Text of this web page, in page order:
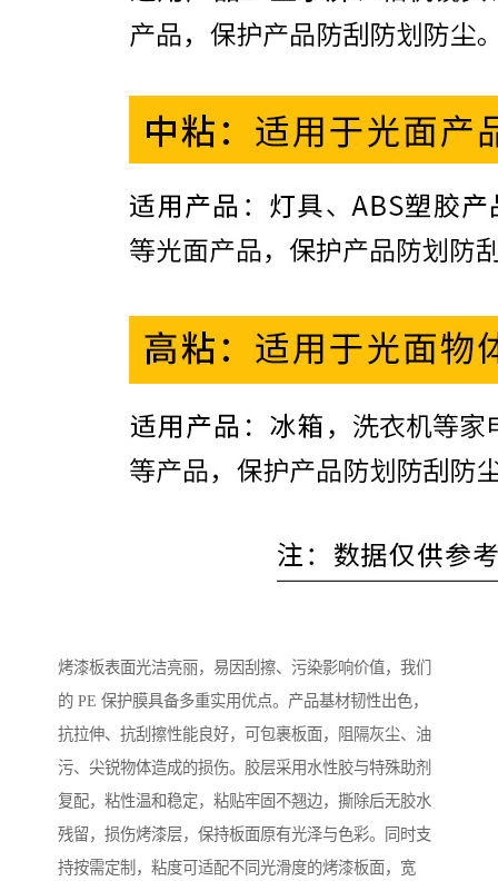
烤漆板表面光洁亮丽，易因刮擦、污染影响价值，我们
的 PE 保护膜具备多重实用优点。产品基材韧性出色，
抗拉伸、抗刮擦性能良好，可包裹板面，阻隔灰尘、油
污、尖锐物体造成的损伤。胶层采用水性胶与特殊助剂
复配，粘性温和稳定，粘贴牢固不翘边，撕除后无胶水
残留，损伤烤漆层，保持板面原有光泽与色彩。同时支
持按需定制，粘度可适配不同光滑度的烤漆板面，宽